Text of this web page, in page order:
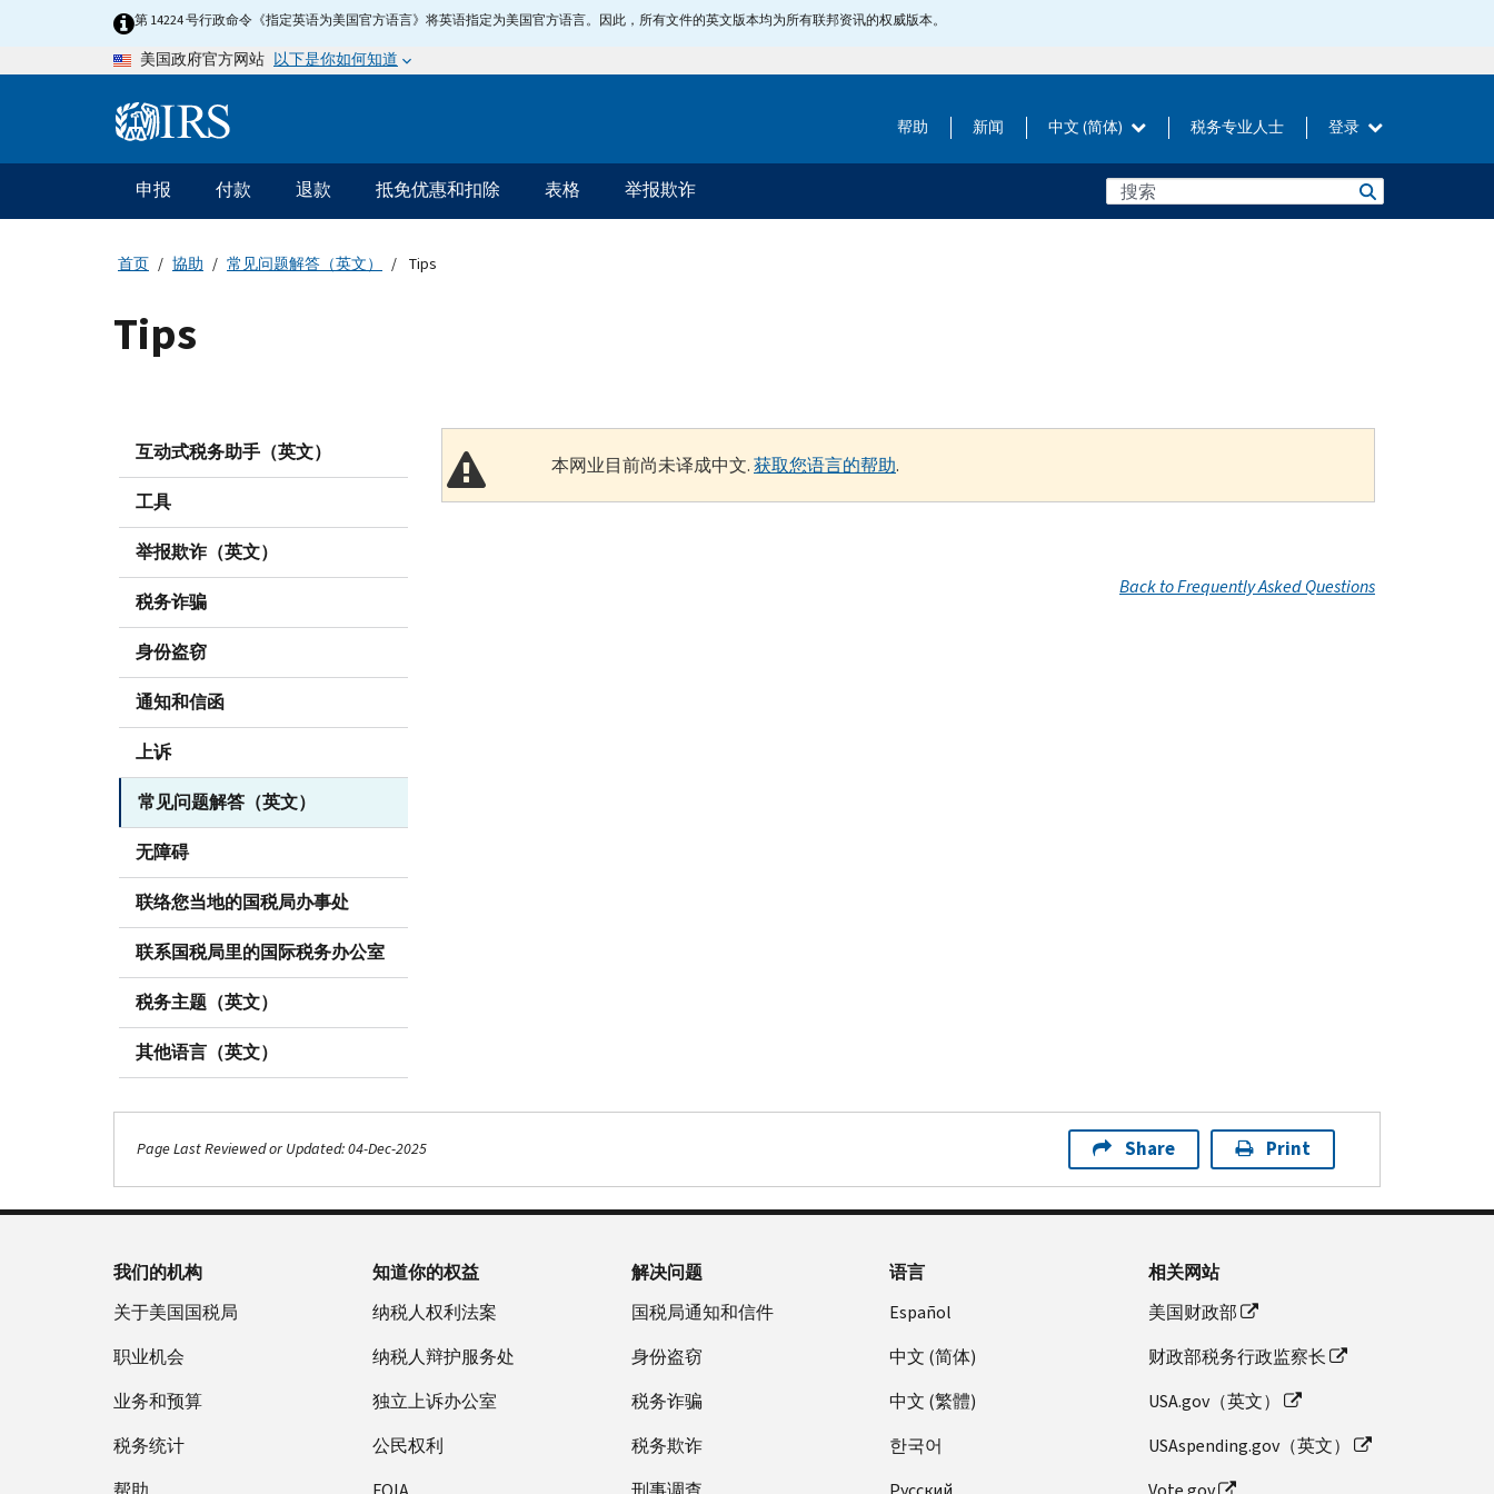
第 14224 号行政命令《指定英语为美国官方语言》将英语指定为美国官方语言。因此，所有文件的英文版本均为所有联邦资讯的权威版本。
美国政府官方网站 以下是你如何知道
Information 帮助 新闻 中文 (简体) 税务专业人士 登录
主
要
导
申报 付款 退款 抵免优惠和扣除 表格 举报欺诈
首页 協助 常见问题解答（英文） Tips
Tips
互动式税务助手（英文）
工具
举报欺诈（英文）
税务诈骗
身份盗窃
通知和信函
上诉
常见问题解答（英文）
无障碍
联络您当地的国税局办事处
联系国税局里的国际税务办公室
税务主题（英文）
其他语言（英文）
本网业目前尚未译成中文.获取您语言的帮助.
Back to Frequently Asked Questions
Page Last Reviewed or Updated: 04-Dec-2025 Share Print
我们的机构
关于美国国税局
职业机会
业务和预算
税务统计
知道你的权益
纳税人权利法案
纳税人辩护服务处
独立上诉办公室
公民权利
解决问题
国税局通知和信件
身份盗窃
税务诈骗
税务欺诈
语言
Español
中文 (简体)
中文 (繁體)
한국어
相关网站
美国财政部
财政部税务行政监察长
USA.gov（英文）
USAspending.gov（英文）